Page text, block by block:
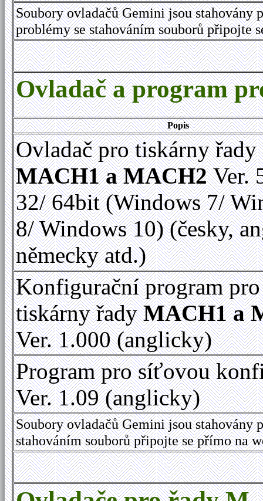
Soubory ovladačů Gemini jsou
problémy se stahováním souborů připojte
Ovladač a program
Popis
Ovladač pro tiskárny řady
MACH1 a MACH2Ver.
32/ 64bit (Windows 7/
8/ Windows 10) (česky,
německy atd.)
Konfigurační program pro
tiskárny řadyMACH1 a
Ver. 1.000 (anglicky)
Program pro síťovou
Ver. 1.09 (anglicky)
Soubory ovladačů Gemini jsou
stahováním souborů připojte se přímo na